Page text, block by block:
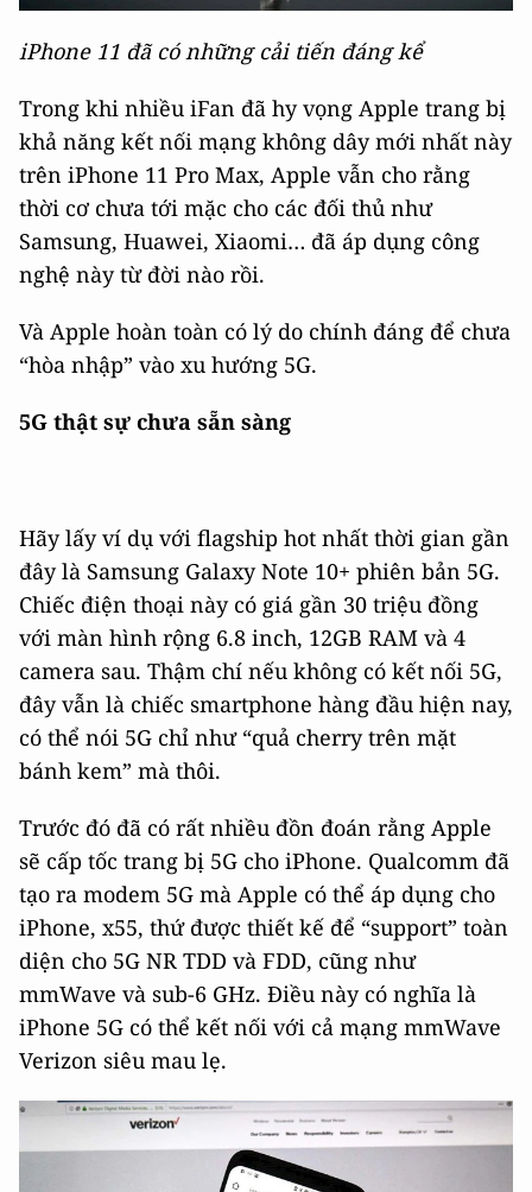
iPhone 11 đã có những cải tiến đáng kể
Trong khi nhiều iFan đã hy vọng Apple trang bị
khả năng kết nối mạng không dây mới nhất này
trên iPhone 11 Pro Max, Apple vẫn cho rằng
thời cơ chưa tới mặc cho các đối thủ như
Samsung, Huawei, Xiaomi… đã áp dụng công
nghệ này từ đời nào rồi.
Và Apple hoàn toàn có lý do chính đáng để chưa
“hòa nhập” vào xu hướng 5G.
5G thật sự chưa sẵn sàng
Hãy lấy ví dụ với flagship hot nhất thời gian gần
đây là Samsung Galaxy Note 10+ phiên bản 5G.
Chiếc điện thoại này có giá gần 30 triệu đồng
với màn hình rộng 6.8 inch, 12GB RAM và 4
camera sau. Thậm chí nếu không có kết nối 5G,
đây vẫn là chiếc smartphone hàng đầu hiện nay,
có thể nói 5G chỉ như “quả cherry trên mặt
bánh kem” mà thôi.
Trước đó đã có rất nhiều đồn đoán rằng Apple
sẽ cấp tốc trang bị 5G cho iPhone. Qualcomm đã
tạo ra modem 5G mà Apple có thể áp dụng cho
iPhone, x55, thứ được thiết kế để “support” toàn
diện cho 5G NR TDD và FDD, cũng như
mmWave và sub-6 GHz. Điều này có nghĩa là
iPhone 5G có thể kết nối với cả mạng mmWave
Verizon siêu mau lẹ.